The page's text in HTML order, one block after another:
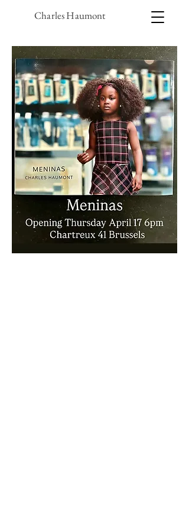
Charles Haumont